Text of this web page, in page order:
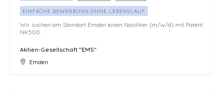
EINFACHE BEWERBUNG OHNE LEBENSLAUF
Wir suchen am Standort Emden einen Nautiker (m/w/d) mit Patent
NK500.
Aktien-Gesellschaft "EMS"
Emden